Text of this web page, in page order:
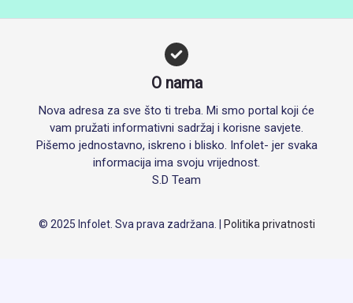
O nama
Nova adresa za sve što ti treba. Mi smo portal koji će
vam pružati informativni sadržaj i korisne savjete.
Pišemo jednostavno, iskreno i blisko. Infolet- jer svaka
informacija ima svoju vrijednost.
S.D Team
© 2025 Infolet. Sva prava zadržana. | Politika privatnosti